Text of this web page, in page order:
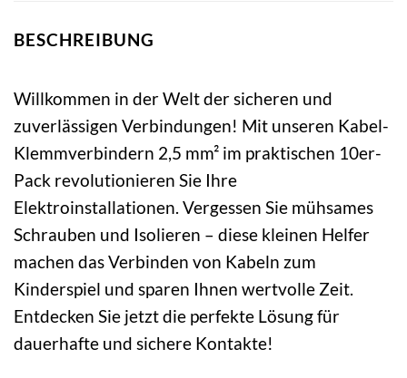
BESCHREIBUNG
Willkommen in der Welt der sicheren und
zuverlässigen Verbindungen! Mit unseren Kabel-
Klemmverbindern 2,5 mm² im praktischen 10er-
Pack revolutionieren Sie Ihre
Elektroinstallationen. Vergessen Sie mühsames
Schrauben und Isolieren – diese kleinen Helfer
machen das Verbinden von Kabeln zum
Kinderspiel und sparen Ihnen wertvolle Zeit.
Entdecken Sie jetzt die perfekte Lösung für
dauerhafte und sichere Kontakte!